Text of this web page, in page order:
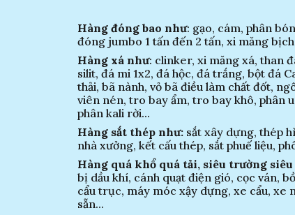
Hàng đóng bao như: gạo, cám, phân
đóng jumbo 1 tấn đến 2 tấn, xi măng
Hàng xá như: clinker, xi măng xá, than
silit, đá mi 1x2, đá hộc, đá trắng, bột đá
thải, bã nành, vỏ bã điều làm chất đốt,
viên nén,tro bay ẩm, tro bay khô, phân
phân kali rời...
Hàng sắt thép như:sắt xây dựng, thép
nhà xưởng, kết cấu thép, sắt phuế liệu,
Hàng quá khổ quá tải, siêu trường
bị dầu khí, cánh quạt điệngió, cọc ván,
cẩu trục, máy móc xậy dựng, xe cẩu, xe
sẵn...